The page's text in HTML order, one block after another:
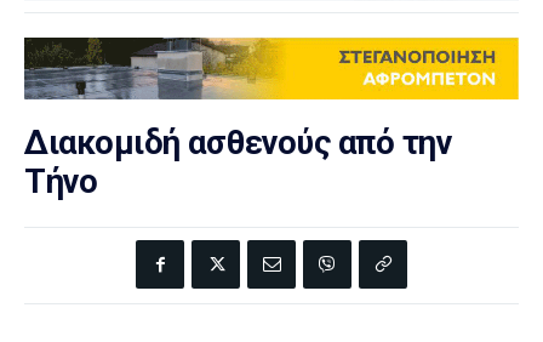
Διακομιδή ασθενούς από την
Τήνο